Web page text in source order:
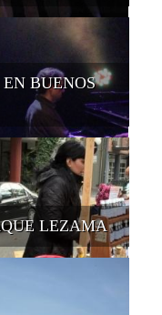
BUENOS
LEZAMA